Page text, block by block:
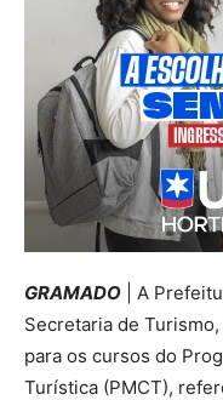
GRAMADO | A
Secretaria de
para os cursos do
Turística (PMCT),